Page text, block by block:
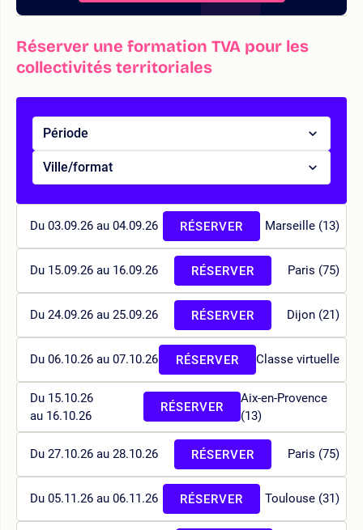
Réserver une formation TVA pour les
collectivités territoriales
Période
Ville/format
Du 03.09.26 au 04.09.26 Marseille (13)
RÉSERVER
Du 15.09.26 au 16.09.26 Paris (75)
RÉSERVER
Du 24.09.26 au 25.09.26 Dijon (21)
RÉSERVER
Du 06.10.26 au 07.10.26 Classe virtuelle
RÉSERVER
Du 15.10.26
au 16.10.26
Aix-en-Provence
(13)
RÉSERVER
Du 27.10.26 au 28.10.26 Paris (75)
RÉSERVER
Du 05.11.26 au 06.11.26 Toulouse (31)
RÉSERVER